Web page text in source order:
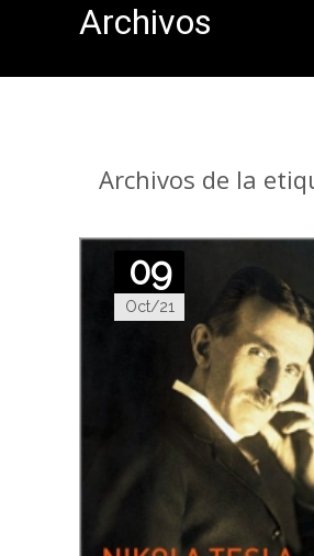
Archivos
Archivos de la
09
Oct/21